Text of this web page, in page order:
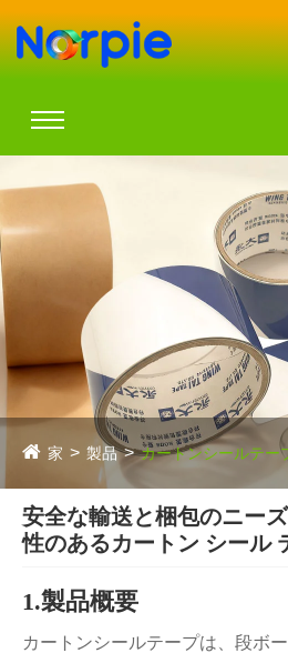
家 製品 カートンシールテー
安全な輸送と梱包のニー
性のあるカートン シール
1.製品概要
カートンシールテープは、段ボ